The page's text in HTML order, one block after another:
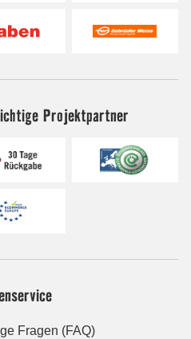
Projektpartner
Fragen (FAQ)